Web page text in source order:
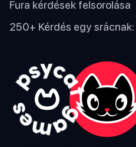
Fura kérdések felsorolása
250+ Kérdés egy